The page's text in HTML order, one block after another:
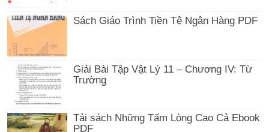
Sách Giáo Trình Tiền Tệ Ngân Hàng PDF
Giải Bài Tập Vật Lý 11 – Chương IV: Từ
Trường
Tải sách Những Tấm Lòng Cao Cả Ebook
PDF